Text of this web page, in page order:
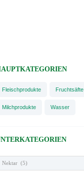
Fleischprodukte Fruchtsäfte
Milchprodukte Wasser